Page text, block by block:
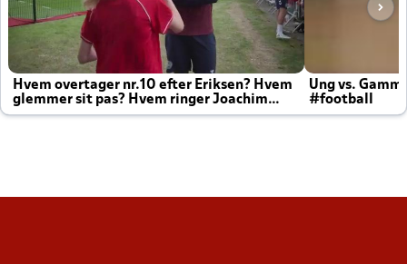
Hvem overtager nr.10 efter Eriksen? Hvem
glemmer sit pas? Hvem ringer Joachim
altid til efter kampe?
Ung vs.
#football